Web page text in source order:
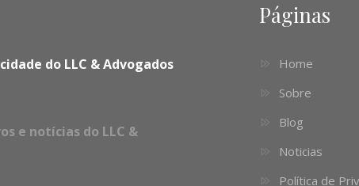
do LLC & Advogados
e notícias do LLC &
Páginas
Home
Sobre
Blog
Noticias
Política de